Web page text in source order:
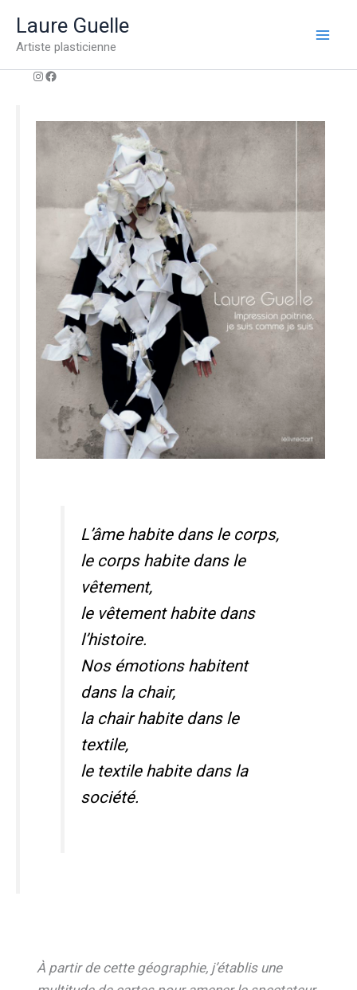
contenu
Laure Guelle
Artiste plasticienne
Instagram
Facebook
L’âme habite dans le corps,
le corps habite dans le
vêtement,
le vêtement habite dans
l’histoire.
Nos émotions habitent
dans la chair,
la chair habite dans le
textile,
le textile habite dans la
société.
À partir de cette géographie, j’établis une